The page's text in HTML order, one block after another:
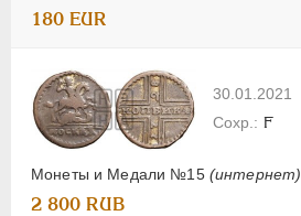
180 EUR
30.01.2021
Монеты и Медали №15 (интернет)
F
2 800 RUB